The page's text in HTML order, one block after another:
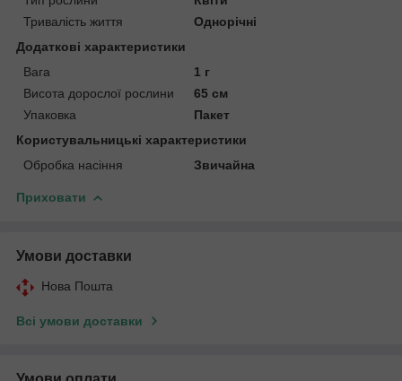
Тривалість життя
Однорічні
Додаткові характеристики
Вага
1 г
Висота дорослої рослини
65 см
Упаковка
Пакет
Користувальницькі характеристики
Обробка насіння
Звичайна
Приховати
Умови доставки
Нова Пошта
Всі умови доставки